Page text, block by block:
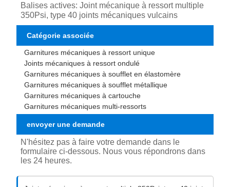
Balises actives: Joint mécanique à ressort multiple
350Psi, type 40 joints mécaniques vulcains
Catégorie associée
Garnitures mécaniques à ressort unique
Joints mécaniques à ressort ondulé
Garnitures mécaniques à soufflet en élastomère
Garnitures mécaniques à soufflet métallique
Garnitures mécaniques à cartouche
Garnitures mécaniques multi-ressorts
envoyer une demande
N'hésitez pas à faire votre demande dans le
formulaire ci-dessous. Nous vous répondrons dans
les 24 heures.